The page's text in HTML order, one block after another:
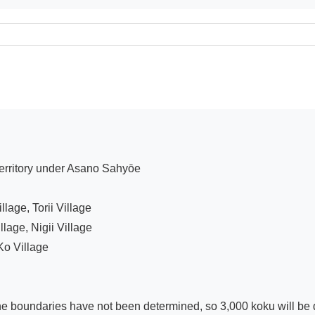
under Asano Sahyōe
Torii Village
Nigii Village
Village
boundaries have not been determined, so 3,000 koku will